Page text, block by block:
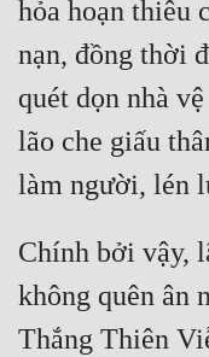
hỏa hoạn thiêu
nạn, đồng thời
quét dọn nhà
lão che giấu
Chính bởi vậy,
không quên ân
Thắng Thiên